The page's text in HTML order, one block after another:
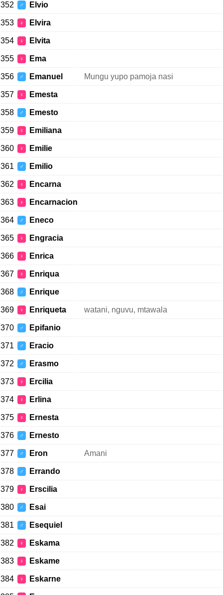
352 ♂ Elvio
353 ♀ Elvira
354 ♀ Elvita
355 ♀ Ema
356 ♂ Emanuel Mungu yupo pamoja nasi
357 ♀ Emesta
358 ♂ Emesto
359 ♀ Emiliana
360 ♀ Emilie
361 ♂ Emilio
362 ♀ Encarna
363 ♀ Encarnacion
364 ♂ Eneco
365 ♀ Engracia
366 ♀ Enrica
367 ♀ Enriqua
368 ♂ Enrique
369 ♀ Enriqueta watani, nguvu, mtawala
370 ♂ Epifanio
371 ♂ Eracio
372 ♂ Erasmo
373 ♀ Ercilia
374 ♀ Erlina
375 ♀ Ernesta
376 ♂ Ernesto
377 ♂ Eron Amani
378 ♂ Errando
379 ♀ Erscilia
380 ♂ Esai
381 ♂ Esequiel
382 ♀ Eskama
383 ♀ Eskame
384 ♀ Eskarne